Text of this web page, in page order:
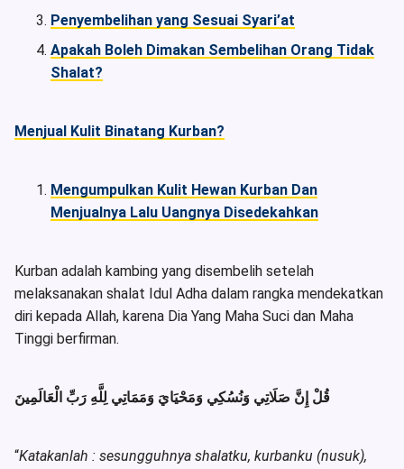
Penyembelihan yang Sesuai Syari’at
Apakah Boleh Dimakan Sembelihan Orang Tidak
Shalat?
Menjual Kulit Binatang Kurban?
Mengumpulkan Kulit Hewan Kurban Dan
Menjualnya Lalu Uangnya Disedekahkan
Kurban adalah kambing yang disembelih setelah
melaksanakan shalat Idul Adha dalam rangka mendekatkan
diri kepada Allah, karena Dia Yang Maha Suci dan Maha
Tinggi berfirman.
قُلْ إِنَّ صَلَاتِي وَنُسُكِي وَمَحْيَايَ وَمَمَاتِي لِلَّهِ رَبِّ الْعَالَمِينَ
“Katakanlah : sesungguhnya shalatku, kurbanku (nusuk),